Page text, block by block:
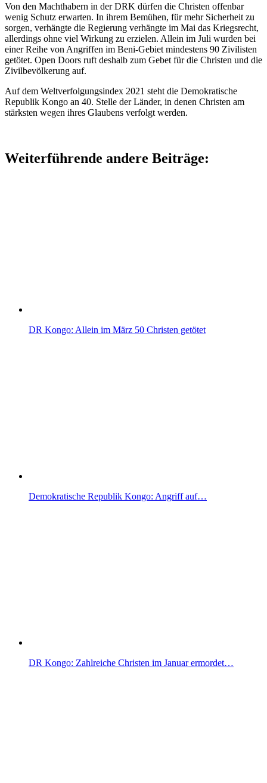
Von den Machthabern in der DRK dürfen die Christen offenbar
wenig Schutz erwarten. In ihrem Bemühen, für mehr Sicherheit zu
sorgen, verhängte die Regierung verhängte im Mai das Kriegsrecht,
allerdings ohne viel Wirkung zu erzielen. Allein im Juli wurden bei
einer Reihe von Angriffen im Beni-Gebiet mindestens 90 Zivilisten
getötet. Open Doors ruft deshalb zum Gebet für die Christen und die
Zivilbevölkerung auf.
Auf dem Weltverfolgungsindex 2021 steht die Demokratische
Republik Kongo an 40. Stelle der Länder, in denen Christen am
stärksten wegen ihres Glaubens verfolgt werden.
Weiterführende andere Beiträge:
DR Kongo: Allein im März 50 Christen getötet
Demokratische Republik Kongo: Angriff auf…
DR Kongo: Zahlreiche Christen im Januar ermordet…